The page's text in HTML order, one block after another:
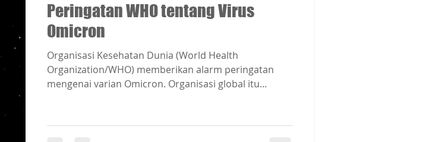
Peringatan WHO tentang Virus
Omicron
Organisasi Kesehatan Dunia (World Health
Organization/WHO) memberikan alarm peringatan
mengenai varian Omicron. Organisasi global itu...